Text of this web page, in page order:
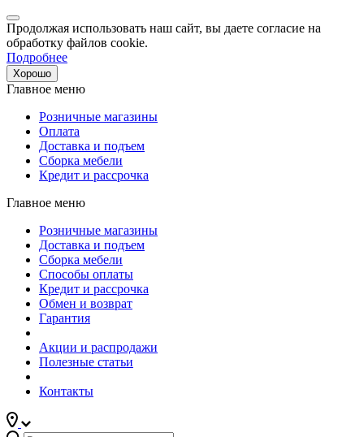
Продолжая использовать наш сайт, вы даете согласие на
обработку файлов cookie.
Подробнее
Хорошо
Главное меню
Розничные магазины
Оплата
Доставка и подъем
Сборка мебели
Кредит и рассрочка
Главное меню
Розничные магазины
Доставка и подъем
Сборка мебели
Способы оплаты
Кредит и рассрочка
Обмен и возврат
Гарантия
Акции и распродажи
Полезные статьи
Контакты